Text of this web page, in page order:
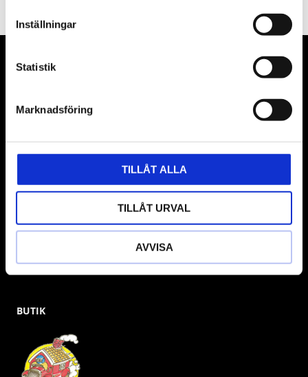
Inställningar
Statistik
Marknadsföring
TILLÅT ALLA
TILLÅT URVAL
AVVISA
VÅRA LEVERANTÖRER
Våra främsta leverantörer är KS Tools verktyg, ATH billyftar
& däckmaskiner och Master luftmaskiner. Kontakta oss
kunden.
BUTIK